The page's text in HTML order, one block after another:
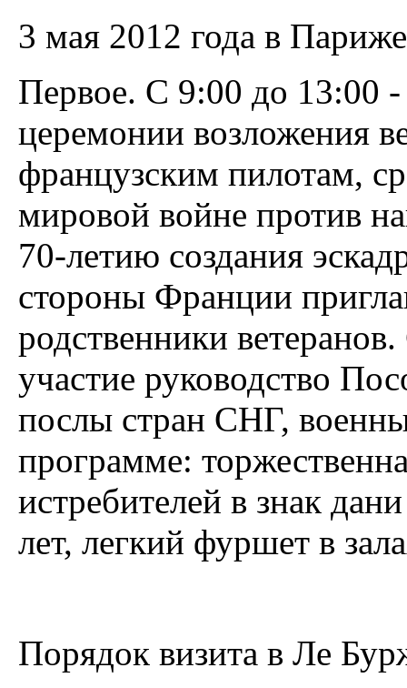
3 мая 2012 года в
Первое. С 9:00 до 13:00
церемонии возложения
французским пилотам,
мировой войне против
70-летию создания
стороны Франции
родственники
участие руководство
послы стран СНГ,
программе:
истребителей в знак
лет, легкий фуршет в
Порядок визита в Ле